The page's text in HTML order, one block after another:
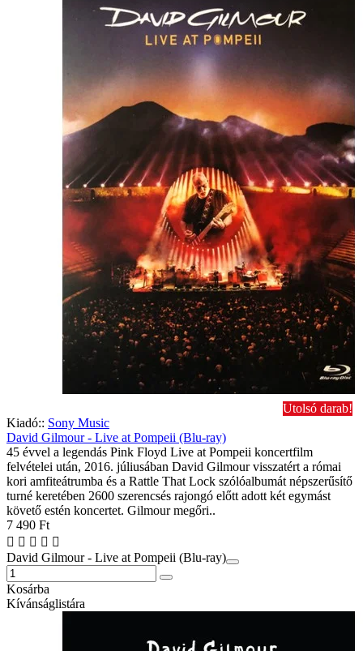
Utolsó darab!
Kiadó:: Sony Music
David Gilmour - Live at Pompeii (Blu-ray)
45 évvel a legendás Pink Floyd Live at Pompeii koncertfilm
felvételei után, 2016. júliusában David Gilmour visszatért a római
kori amfiteátrumba és a Rattle That Lock szólóalbumát népszerűsítő
turné keretében 2600 szerencsés rajongó előtt adott két egymást
követő estén koncertet. Gilmour megőri..
7 490 Ft
David Gilmour - Live at Pompeii (Blu-ray)
Kosárba
Kívánságlistára